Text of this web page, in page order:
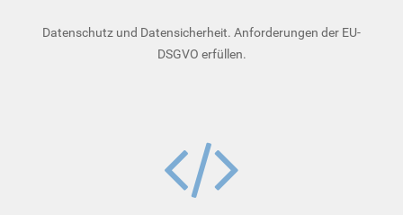
Datenschutz und Datensicherheit. Anforderungen der EU-
DSGVO erfüllen.